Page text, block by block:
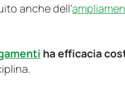
anche dell’
ha efficacia